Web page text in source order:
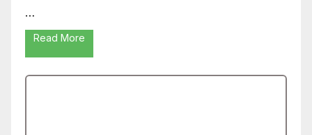
…
Read More